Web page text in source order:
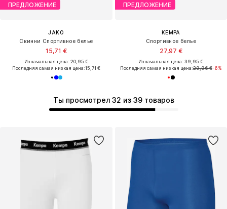
ПРЕДЛОЖЕНИЕ
JAKO
Скинни Спортивное белье
15,71 €
Изначальная цена: 20,95 €
Последняя самая низкая цена:15,71 €
ПРЕДЛОЖЕНИЕ
KEMPA
Спортивное белье
27,97 €
Изначальная цена: 39,95 €
Последняя самая низкая цена:29,96 €-6%
Ты просмотрел 32 из 39 товаров